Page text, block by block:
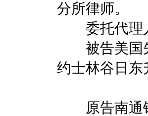
分所律师。
委托代理
被告美国先
约士林谷日东
原告南通钰